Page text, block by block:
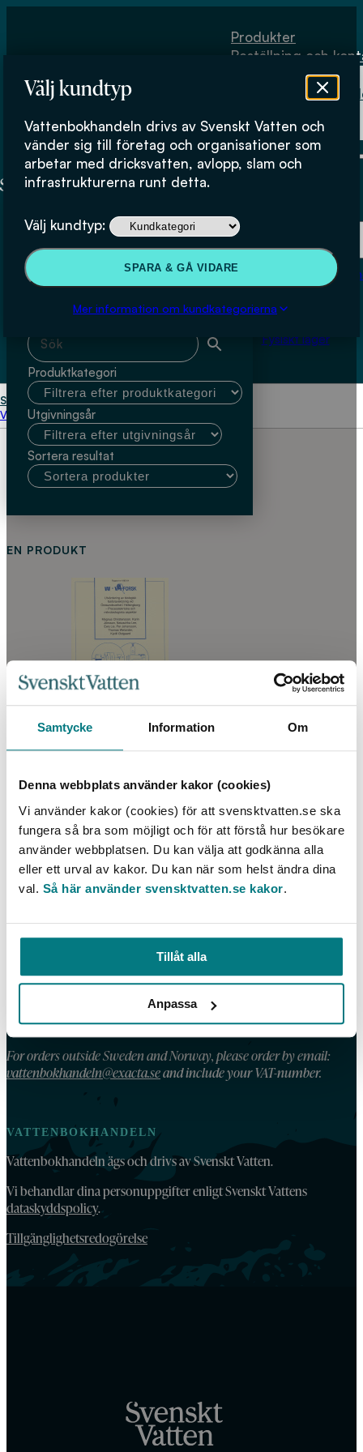
Samtycke Information Om
Denna webbplats använder kakor (cookies)
Vi använder kakor (cookies) för att svensktvatten.se ska
fungera så bra som möjligt och för att förstå hur besökare
använder webbplatsen. Du kan välja att godkänna alla
eller ett urval av kakor. Du kan när som helst ändra dina
val. Så här använder svensktvatten.se kakor.
Tillåt alla
Anpassa
Välj kundtyp
Vattenbokhandeln drivs av Svenskt Vatten och
vänder sig till företag och organisationer som
arbetar med dricksvatten, avlopp, slam och
infrastrukturerna runt detta.
Välj kundtyp:
SPARA & GÅ VIDARE
Mer information om kundkategorierna
Produkter
Beställning och
Fysiskt lager
Beställning och kontakt
Om
Köpvillkor
Fysiskt lager
Start Ewa Lie
Välj kundtyp
Ewa Lie
Sök & filtrera
Sök med fritext
Produktkategori
Utgivningsår
Sortera resultat
EN PRODUKT
LÄS MER
KONTAKT
Telefon: 08 – 506 002 90
E-post:vattenbokhandeln@exacta.se
Våra köpvillkor
For orders outside Sweden and Norway, please order by email:
vattenbokhandeln@exacta.seand include your VAT-number.
VATTENBOKHANDELN
Vattenbokhandeln ägs och drivs av Svenskt Vatten.
Vi behandlar dina personuppgifter enligt Svenskt Vattens
dataskyddspolicy.
Tillgänglighetsredogörelse